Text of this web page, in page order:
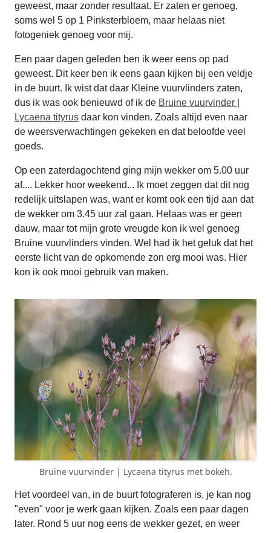
geweest, maar zonder resultaat. Er zaten er genoeg,
soms wel 5 op 1 Pinksterbloem, maar helaas niet
fotogeniek genoeg voor mij.
Een paar dagen geleden ben ik weer eens op pad
geweest. Dit keer ben ik eens gaan kijken bij een veldje
in de buurt. Ik wist dat daar Kleine vuurvlinders zaten,
dus ik was ook benieuwd of ik de Bruine vuurvinder |
Lycaena tityrus daar kon vinden. Zoals altijd even naar
de weersverwachtingen gekeken en dat beloofde veel
goeds.
Op een zaterdagochtend ging mijn wekker om 5.00 uur
af.... Lekker hoor weekend... Ik moet zeggen dat dit nog
redelijk uitslapen was, want er komt ook een tijd aan dat
de wekker om 3.45 uur zal gaan. Helaas was er geen
dauw, maar tot mijn grote vreugde kon ik wel genoeg
Bruine vuurvlinders vinden. Wel had ik het geluk dat het
eerste licht van de opkomende zon erg mooi was. Hier
kon ik ook mooi gebruik van maken.
Bruine vuurvinder | Lycaena tityrus met bokeh.
Het voordeel van, in de buurt fotograferen is, je kan nog
"even" voor je werk gaan kijken. Zoals een paar dagen
later. Rond 5 uur nog eens de wekker gezet, en weer